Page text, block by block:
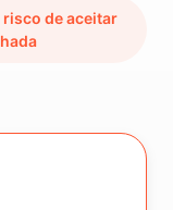
de aceitar